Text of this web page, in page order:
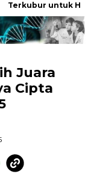
untuk Hidup
Juara
Cipta